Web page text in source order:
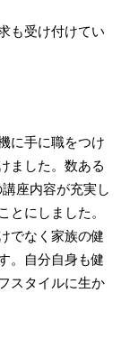
も受け付けてい
に手に職をつけ
ました。数ある
座内容が充実し
とにしました。
でなく家族の健
。自分自身も健
スタイルに生か